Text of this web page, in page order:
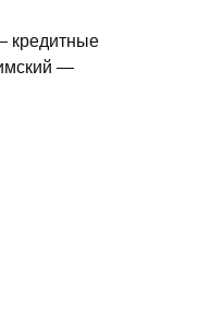
кредитные
—